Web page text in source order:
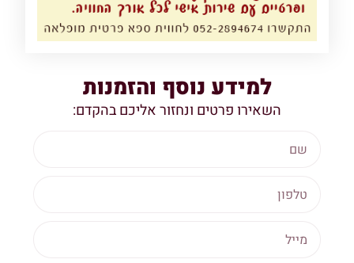
למידע נוסף והזמנות
השאירו פרטים ונחזור אליכם בהקדם: